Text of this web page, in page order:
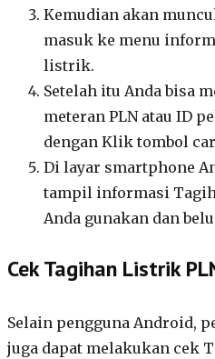
Kemudian akan
masuk ke menu
listrik.
Setelah itu Anda bisa
meteran PLN atau ID
dengan Klik tombol
Di layar smartphone
tampil informasi
Anda gunakan dan
Cek Tagihan Listrik
Selain pengguna Android,
juga dapat melakukan cek